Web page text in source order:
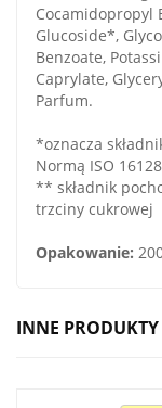
Cocamidopropyl
Glucoside*,
Benzoate,
Caprylate,
Parfum.
*oznacza
Normą ISO 16128
** składnik
trzciny cukrowej
Opakowanie:
INNE PRODUKTY